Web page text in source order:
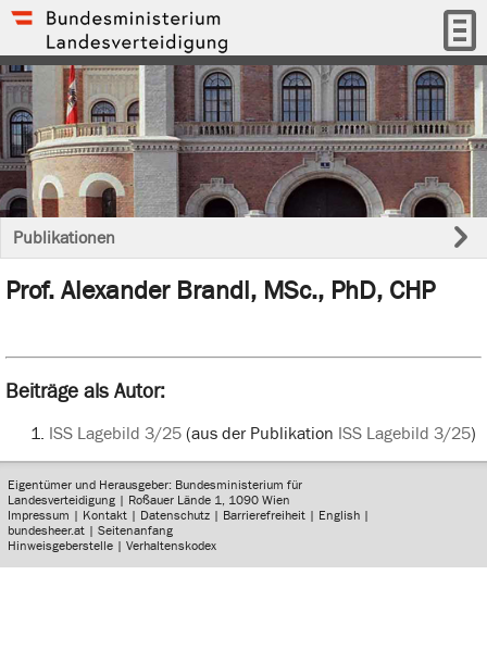
Publikationen
Prof. Alexander Brandl, MSc., PhD, CHP
Beiträge als Autor:
ISS Lagebild 3/25(aus der Publikation ISS Lagebild 3/25)
Eigentümer und Herausgeber: Bundesministerium für
Landesverteidigung | Roßauer Lände 1, 1090 Wien
Impressum | Kontakt | Datenschutz | Barrierefreiheit | English |
bundesheer.at |Seitenanfang
Hinweisgeberstelle |Verhaltenskodex